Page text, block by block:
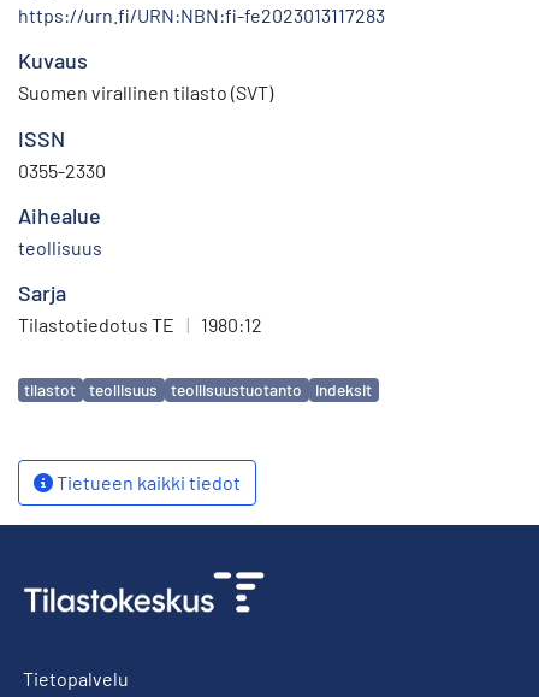
https://urn.fi/URN:NBN:fi-fe2023013117283
Kuvaus
Suomen virallinen tilasto (SVT)
ISSN
0355-2330
Aihealue
teollisuus
Sarja
Tilastotiedotus TE | 1980:12
Avainsanat
tilastot teollisuus teollisuustuotanto indeksit
Tietueen kaikki tiedot
Tietopalvelu